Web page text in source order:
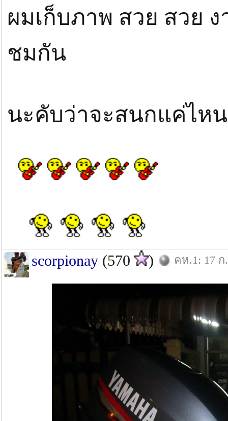
ผมเก็บภาพ สวย สวย
ชมกัน
นะคับว่าจะสนกแค่ไหน
scorpionay (570 ) คห.1: 17 ก